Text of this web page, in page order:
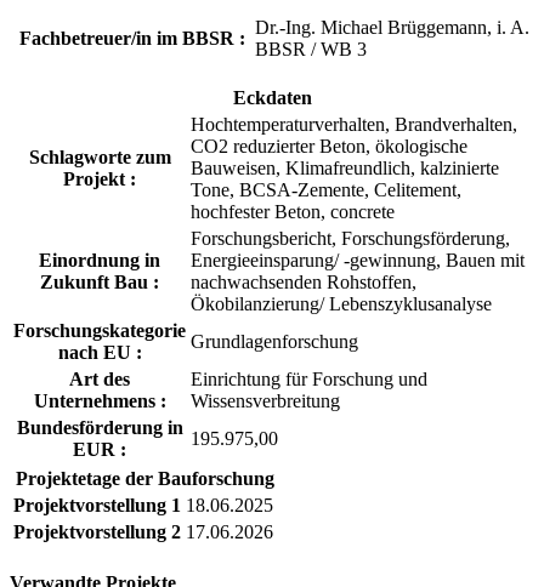
Fachbetreuer/in im BBSR :
Dr.-Ing. Michael Brüggemann, i. A.
BBSR / WB 3
Eckdaten
Schlagworte zum
Projekt :
Hochtemperaturverhalten, Brandverhalten,
CO2 reduzierter Beton, ökologische
Bauweisen, Klimafreundlich, kalzinierte
Tone, BCSA-Zemente, Celitement,
hochfester Beton, concrete
Einordnung in
Zukunft Bau :
Forschungsbericht, Forschungsförderung,
Energieeinsparung/ -gewinnung, Bauen mit
nachwachsenden Rohstoffen,
Ökobilanzierung/ Lebenszyklusanalyse
Forschungskategorie
nach EU :
Grundlagenforschung
Art des
Unternehmens :
Einrichtung für Forschung und
Wissensverbreitung
Bundesförderung in
EUR :
195.975,00
Projektetage der Bauforschung
Projektvorstellung 1 18.06.2025
Projektvorstellung 2 17.06.2026